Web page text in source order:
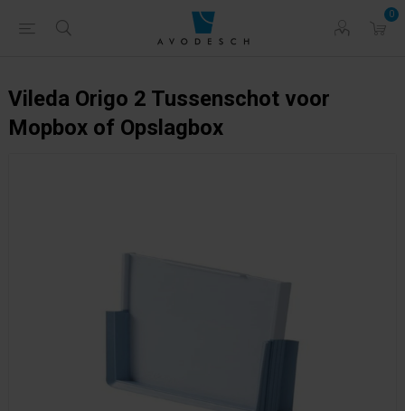
0
Vileda Origo 2 Tussenschot voor
Mopbox of Opslagbox